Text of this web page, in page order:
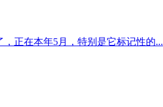
正在本年5月，特别是它标记性的...